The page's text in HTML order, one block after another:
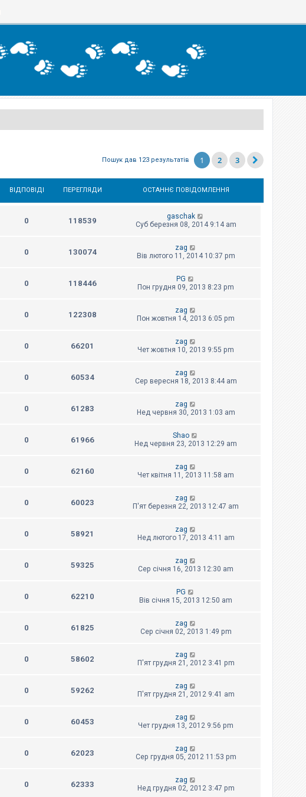
Пошук дав 123 результатів 1 2 3
ВІДПОВІДІ ПЕРЕГЛЯДИ ОСТАННЄ ПОВІДОМЛЕННЯ
0 118539
gaschak
Суб березня 08, 2014 9:14 am
0 130074
zag
Вів лютого 11, 2014 10:37 pm
0 118446
PG
Пон грудня 09, 2013 8:23 pm
0 122308
zag
Пон жовтня 14, 2013 6:05 pm
0 66201
zag
Чет жовтня 10, 2013 9:55 pm
0 60534
zag
Сер вересня 18, 2013 8:44 am
0 61283
zag
Нед червня 30, 2013 1:03 am
0 61966
Shao
Нед червня 23, 2013 12:29 am
0 62160
zag
Чет квітня 11, 2013 11:58 am
0 60023
zag
П'ят березня 22, 2013 12:47 am
0 58921
zag
Нед лютого 17, 2013 4:11 am
0 59325
zag
Сер січня 16, 2013 12:30 am
0 62210
PG
Вів січня 15, 2013 12:50 am
0 61825
zag
Сер січня 02, 2013 1:49 pm
0 58602
zag
П'ят грудня 21, 2012 3:41 pm
0 59262
zag
П'ят грудня 21, 2012 9:41 am
0 60453
zag
Чет грудня 13, 2012 9:56 pm
0 62023
zag
Сер грудня 05, 2012 11:53 pm
0 62333
zag
Нед грудня 02, 2012 3:47 pm